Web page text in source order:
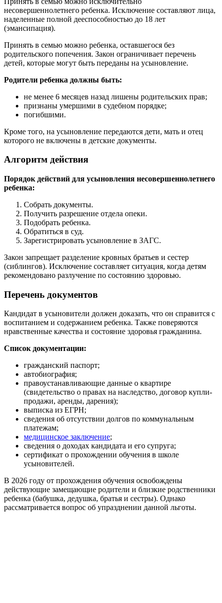
несовершеннолетнего ребенка. Исключение составляют лица,
наделенные полной дееспособностью до 18 лет
(эмансипация).
Принять в семью можно ребенка, оставшегося без
родительского попечения. Закон ограничивает перечень
детей, которые могут быть переданы на усыновление.
Родители ребенка должны быть:
не менее 6 месяцев назад лишены родительских прав;
признаны умершими в судебном порядке;
погибшими.
Кроме того, на усыновление передаются дети, мать и отец
которого не включены в детские документы.
Алгоритм действия
Порядок действий для усыновления несовершеннолетнего
ребенка:
Собрать документы.
Получить разрешение отдела опеки.
Подобрать ребенка.
Обратиться в суд.
Зарегистрировать усыновление в ЗАГС.
Закон запрещает разделение кровных братьев и сестер
(сиблингов). Исключение составляет ситуация, когда детям
рекомендовано разлучение по состоянию здоровью.
Перечень документов
Кандидат в усыновители должен доказать, что он справится с
воспитанием и содержанием ребенка. Также поверяются
нравственные качества и состояние здоровья гражданина.
Список документации:
гражданский паспорт;
автобиография;
правоустанавливающие данные о квартире
(свидетельство о правах на наследство, договор купли-
продажи, аренды, дарения);
выписка из ЕГРН;
сведения об отсутствии долгов по коммунальным
платежам;
медицинское заключение;
сведения о доходах кандидата и его супруга;
сертификат о прохождении обучения в школе
усыновителей.
В 2026 году от прохождения обучения освобождены
действующие замещающие родители и близкие родственники
ребенка (бабушка, дедушка, братья и сестры). Однако
рассматривается вопрос об упразднении данной льготы.